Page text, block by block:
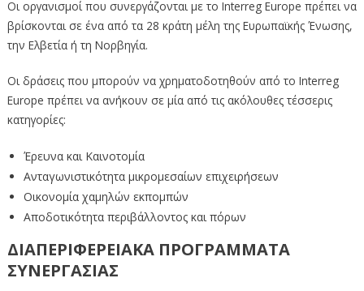
Οι οργανισμοί που συνεργάζονται με το Interreg Europe πρέπει να
βρίσκονται σε ένα από τα 28 κράτη μέλη της Ευρωπαϊκής Ένωσης,
την Ελβετία ή τη Νορβηγία.
Οι δράσεις που μπορούν να χρηματοδοτηθούν από το Interreg
Europe πρέπει να ανήκουν σε μία από τις ακόλουθες τέσσερις
κατηγορίες:
Έρευνα και Καινοτομία
Ανταγωνιστικότητα μικρομεσαίων επιχειρήσεων
Οικονομία χαμηλών εκπομπών
Αποδοτικότητα περιβάλλοντος και πόρων
ΔΙΑΠΕΡΙΦΕΡΕΙΑΚΑ ΠΡΟΓΡΑΜΜΑΤΑ
ΣΥΝΕΡΓΑΣΙΑΣ